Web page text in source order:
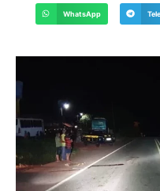
WhatsApp